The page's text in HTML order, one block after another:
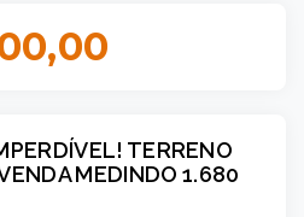
TERRENO
MEDINDO 1.680